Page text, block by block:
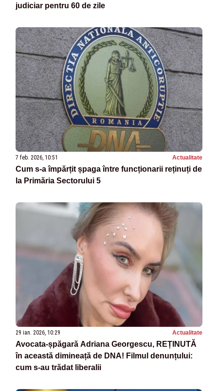
judiciar pentru 60 de zile
7 feb. 2026, 10:51 Actualitate
Cum s-a împărțit șpaga între funcționarii reținuți de
la Primăria Sectorului 5
29 ian. 2026, 10:29 Actualitate
Avocata-șpăgară Adriana Georgescu, REȚINUTĂ
în această dimineață de DNA! Filmul denunțului:
cum s-au trădat liberalii